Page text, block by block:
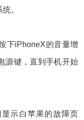
。
下iPhoneX的音量增
源键，直到手机开始
示白苹果的故障页